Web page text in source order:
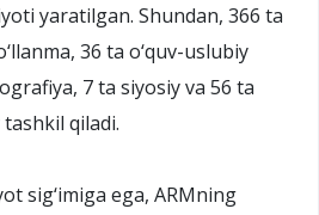
yaratilgan. Shundan, 366 ta
36 ta o‘quv-uslubiy
7 ta siyosiy va 56 ta
qiladi.
sig‘imiga ega, ARMning